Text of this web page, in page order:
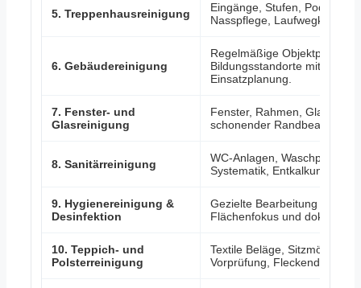
5. Treppenhausreinigung
Eingänge, Stufen, Podeste,
Nasspflege,
6. Gebäudereinigung
Regelmäßige Objektpflege
Bildungsstandorte mit
Einsatzplanung.
7. Fenster- und
Glasreinigung
Fenster, Rahmen,
schonender
8. Sanitärreinigung
WC-Anlagen, Waschplätze,
Systematik,
9. Hygienereinigung &
Desinfektion
Gezielte Bearbeitung
Flächenfokus und
10. Teppich- und
Polsterreinigung
Textile Beläge, Sitzmöbel,
Vorprüfung,